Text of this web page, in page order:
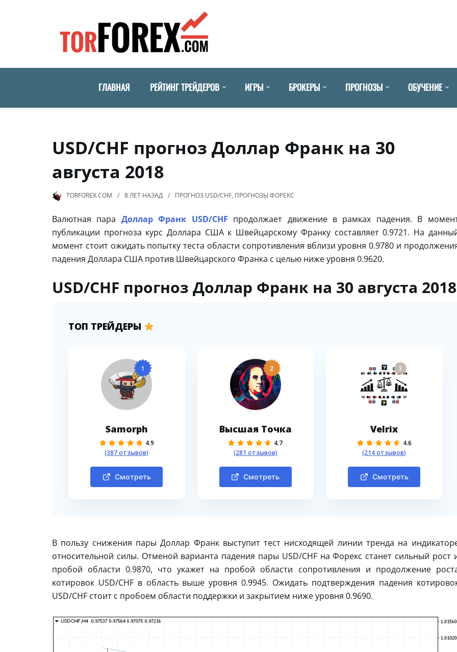
ГЛАВНАЯ РЕЙТИНГ ТРЕЙДЕРОВ ИГРЫ БРОКЕРЫ ПРОГНОЗЫ ОБУЧЕНИЕ
USD/CHF прогноз Доллар Франк на 30
августа 2018
TORFOREX.COM 8 ЛЕТ НАЗАД ПРОГНОЗ USD/CHF, ПРОГНОЗЫ ФОРЕКС
Валютная пара Доллар Франк USD/CHF продолжает движение в рамках падения. В
публикации прогноза курс Доллара США к Швейцарскому Франку составляет 0.9721. На
момент стоит ожидать попытку теста области сопротивления вблизи уровня 0.9780 и
падения Доллара США против Швейцарского Франка с целью ниже уровня 0.9620.
USD/CHF прогноз Доллар Франк на 30 августа 2018
ТОП ТРЕЙДЕРЫ
1
Samorph
4.9
(387 отзывов)
Смотреть
2
Высшая Точка
4.7
(281 отзывов)
Смотреть
3
Velrix
4.6
(214 отзывов)
Смотреть
В пользу снижения пары Доллар Франк выступит тест нисходящей линии тренда на
относительной силы. Отменой варианта падения пары USD/CHF на Форекс станет сильный рост
пробой области 0.9870, что укажет на пробой области сопротивления и продолжение
котировок USD/CHF в область выше уровня 0.9945. Ожидать подтверждения падения
USD/CHF стоит с пробоем области поддержки и закрытием ниже уровня 0.9690.